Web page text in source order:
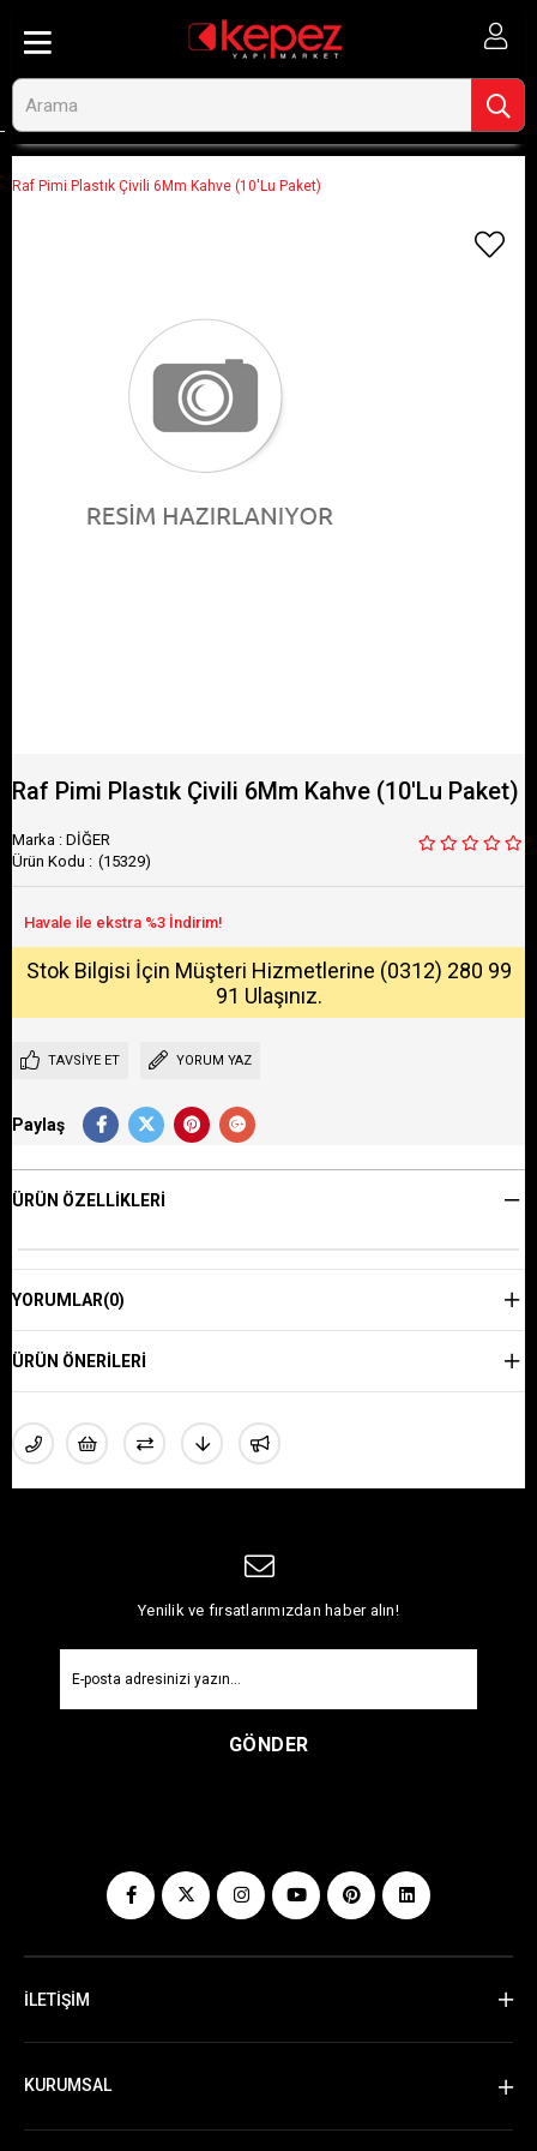
Raf Pimi Plastık Çivili 6Mm Kahve (10'Lu Paket)
Raf Pimi Plastık Çivili 6Mm Kahve (10'Lu Paket)
Marka : DİĞER
(15329)
Stok Bilgisi İçin Müşteri Hizmetlerine (0312) 280 99
91 Ulaşınız.
TAVSIYE ET YORUM YAZ
Paylaş
ÜRÜN ÖZELLIKLERI
YORUMLAR(0)
ÜRÜN ÖNERILERI
Yenilik ve fırsatlarımızdan haber alın!
GÖNDER
İLETİŞİM
KURUMSAL